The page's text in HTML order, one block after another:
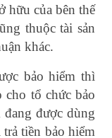
hữu của bên thế
thuộc tài sản
khác.
bảo hiểm thì
cho tổ chức bảo
đang được dùng
tiền bảo hiểm